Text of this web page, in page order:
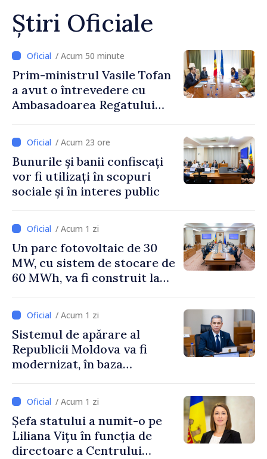
Știri Oficiale
/ Acum 50 minute
Prim-ministrul Vasile Tofan
a avut o întrevedere cu
Ambasadoarea Regatului
Irlandei de Nord, Fern
Horine / Acum 23 ore
Bunurile și banii confiscați
vor fi utilizați în scopuri
sociale și în interes public
/ Acum 1 zi
Un parc fotovoltaic de 30
MW, cu sistem de stocare de
60 MWh, va fi construit la
/ Acum 1 zi
Sistemul de apărare al
Republicii Moldova va fi
modernizat, în baza
implementare a Strategiei
Naționale de Apărare
/ Acum 1 zi
Șefa statului a numit-o pe
Liliana Vițu în funcția de
directoare a Centrului